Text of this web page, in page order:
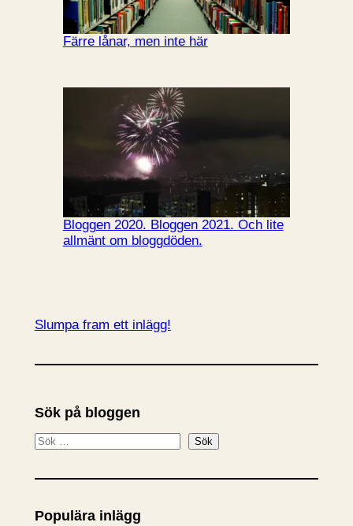
Färre lånar, men inte här
Bloggen 2020. Bloggen 2021. Och lite
allmänt om bloggdöden.
Slumpa fram ett inlägg!
Sök på bloggen
S
k
Sök
Populära inlägg